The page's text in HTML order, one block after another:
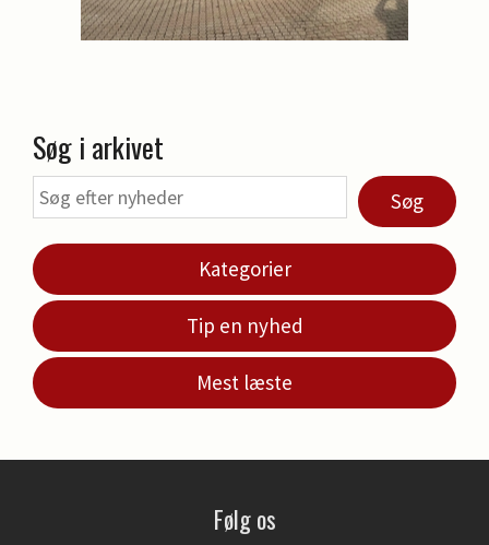
Søg i arkivet
Søg
Kategorier
Tip en nyhed
Mest læste
Følg os